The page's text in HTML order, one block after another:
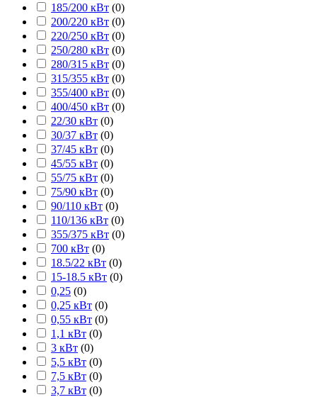
185/200 кВт (0)
200/220 кВт (0)
220/250 кВт (0)
250/280 кВт (0)
280/315 кВт (0)
315/355 кВт (0)
355/400 кВт (0)
400/450 кВт (0)
22/30 кВт (0)
30/37 кВт (0)
37/45 кВт (0)
45/55 кВт (0)
55/75 кВт (0)
75/90 кВт (0)
90/110 кВт (0)
110/136 кВт (0)
355/375 кВт (0)
700 кВт (0)
18.5/22 кВт (0)
15-18.5 кВт (0)
0,25 (0)
0,25 кВт (0)
0,55 кВт (0)
1,1 кВт (0)
3 кВт (0)
5,5 кВт (0)
7,5 кВт (0)
3,7 кВт (0)